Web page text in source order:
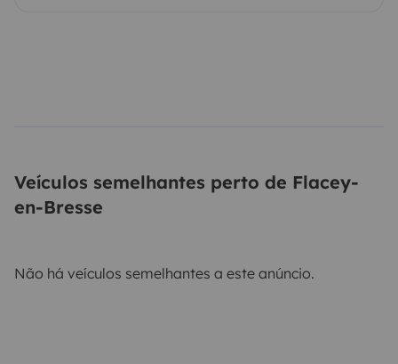
Veículos semelhantes perto de Flacey-
en-Bresse
Não há veículos semelhantes a este anúncio.